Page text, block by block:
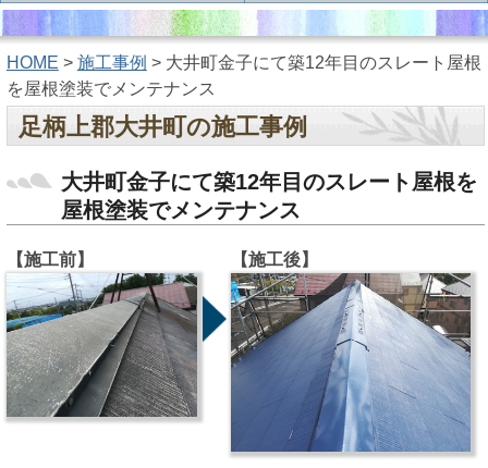
HOME > 施工事例 > 大井町金子にて築12年目のスレート屋根
を屋根塗装でメンテナンス
足柄上郡大井町の施工事例
大井町金子にて築12年目のスレート屋根を
屋根塗装でメンテナンス
【施工前】 【施工後】